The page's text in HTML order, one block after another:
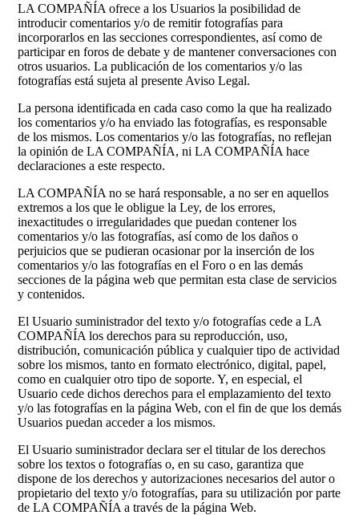
LA COMPAÑÍA ofrece a los Usuarios la posibilidad de
introducir comentarios y/o de remitir fotografías para
incorporarlos en las secciones correspondientes, así como de
participar en foros de debate y de mantener conversaciones con
otros usuarios. La publicación de los comentarios y/o las
fotografías está sujeta al presente Aviso Legal.
La persona identificada en cada caso como la que ha realizado
los comentarios y/o ha enviado las fotografías, es responsable
de los mismos. Los comentarios y/o las fotografías, no reflejan
la opinión de LA COMPAÑÍA, ni LA COMPAÑÍA hace
declaraciones a este respecto.
LA COMPAÑÍA no se hará responsable, a no ser en aquellos
extremos a los que le obligue la Ley, de los errores,
inexactitudes o irregularidades que puedan contener los
comentarios y/o las fotografías, así como de los daños o
perjuicios que se pudieran ocasionar por la inserción de los
comentarios y/o las fotografías en el Foro o en las demás
secciones de la página web que permitan esta clase de servicios
y contenidos.
El Usuario suministrador del texto y/o fotografías cede a LA
COMPAÑÍA los derechos para su reproducción, uso,
distribución, comunicación pública y cualquier tipo de actividad
sobre los mismos, tanto en formato electrónico, digital, papel,
como en cualquier otro tipo de soporte. Y, en especial, el
Usuario cede dichos derechos para el emplazamiento del texto
y/o las fotografías en la página Web, con el fin de que los demás
Usuarios puedan acceder a los mismos.
El Usuario suministrador declara ser el titular de los derechos
sobre los textos o fotografías o, en su caso, garantiza que
dispone de los derechos y autorizaciones necesarios del autor o
propietario del texto y/o fotografías, para su utilización por parte
de LA COMPAÑÍA a través de la página Web.